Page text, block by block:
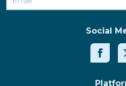
Social